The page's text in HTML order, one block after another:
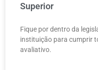
Superior
Fique por dentro da
instituição para cumprir
avaliativo.